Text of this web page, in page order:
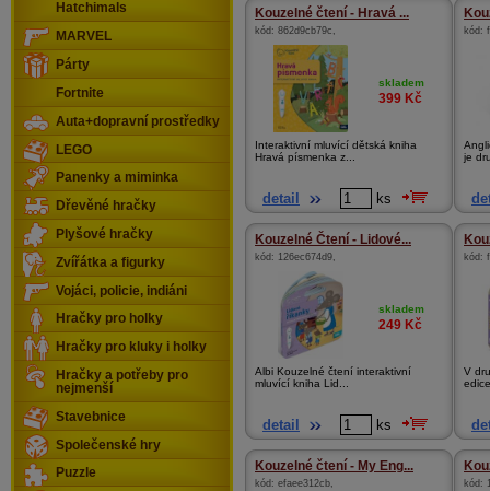
Kouzelné čtení - Hravá ...
kód: 862d9cb79c ,
skladem
399 Kč
Interaktivní mluvící dětská kniha
Hravá písmenka z...
detail ks
kód:
je
Kouzelné Čtení - Lidové...
kód: 126ec674d9,
skladem
249 Kč
Albi Kouzelné čtení interaktivní
mluvící kniha Lid...
detail ks
kód:
V
Kouzelné čtení - My Eng...
kód: efaee312cb, kód:
Hatchimals
MARVEL
Párty
Fortnite
Auta+dopravní prostředky
LEGO
Panenky a miminka
Dřevěné hračky
Plyšové hračky
Zvířátka a figurky
Vojáci, policie, indiáni
Hračky pro holky
Hračky pro kluky i holky
Hračky a potřeby pro
nejmenší
Stavebnice
Společenské hry
Puzzle